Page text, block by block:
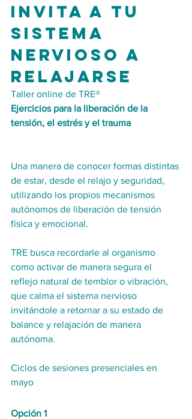
Invita a tu
sistema
nervioso a
relajarse
Taller online de TRE®
Ejercicios para la liberación de la
tensión, el estrés y el trauma
Una manera de conocer formas distintas
de estar, desde el relajo y seguridad,
utilizando los propios mecanismos
autónomos de liberación de tensión
física y emocional.
TRE busca recordarle al organismo
como activar de manera segura el
reflejo natural de temblor o vibración,
que calma el sistema nervioso
invitándole a retornar a su estado de
balance y relajación de manera
autónoma.
Ciclos de sesiones presenciales en
mayo
Opción 1